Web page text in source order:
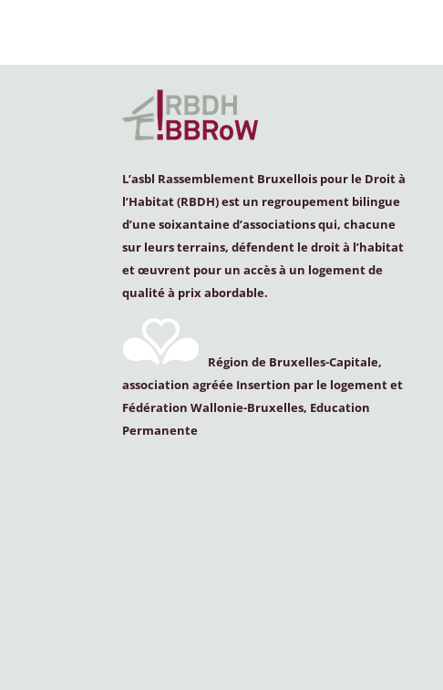
L’asbl Rassemblement Bruxellois pour le Droit à
l’Habitat (RBDH) est un regroupement bilingue
d’une soixantaine d’associations qui, chacune
sur leurs terrains, défendent le droit à l’habitat
et œuvrent pour un accès à un logement de
qualité à prix abordable.
Région de Bruxelles-Capitale,
association agréée Insertion par le logement et
Fédération Wallonie-Bruxelles, Education
Permanente